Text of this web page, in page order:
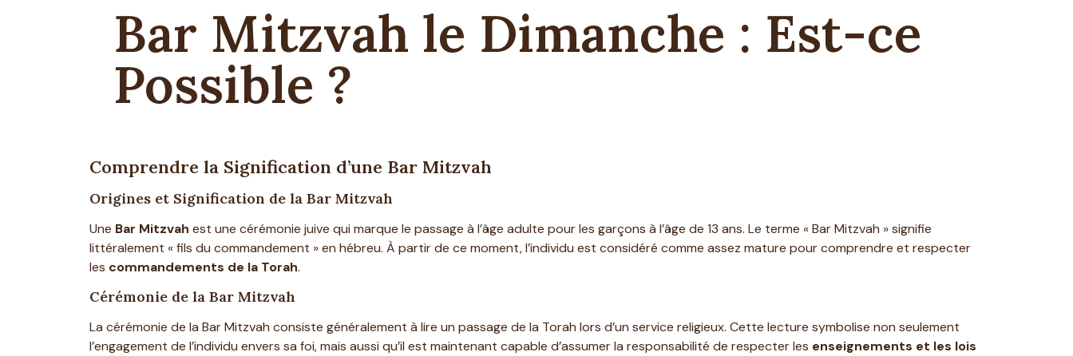
Bar Mitzvah le Dimanche : Est-ce
Possible ?
Comprendre la Signification d’une Bar Mitzvah
Origines et Signification de la Bar Mitzvah
Une Bar Mitzvah est une cérémonie juive qui marque le passage à l’âge adulte pour les garçons à l’âge de 13 ans. Le terme « Bar Mitzvah » signifie
littéralement « fils du commandement » en hébreu. À partir de ce moment, l’individu est considéré comme assez mature pour comprendre et respecter
les commandements de la Torah.
Cérémonie de la Bar Mitzvah
La cérémonie de la Bar Mitzvah consiste généralement à lire un passage de la Torah lors d’un service religieux. Cette lecture symbolise non seulement
l’engagement de l’individu envers sa foi, mais aussi qu’il est maintenant capable d’assumer la responsabilité de respecter les enseignements et les lois